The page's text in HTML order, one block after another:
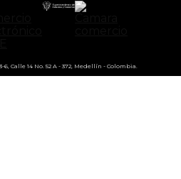
6, Calle 14 No. 52 A - 372, Medellín - Colombia.